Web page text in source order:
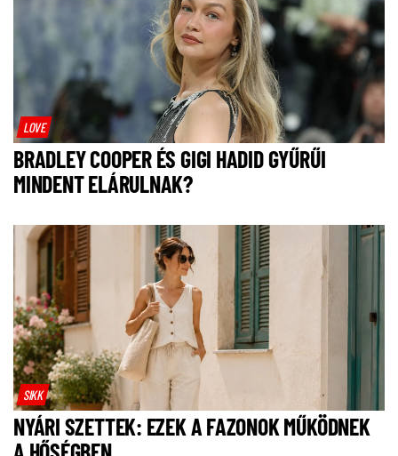
LOVE
BRADLEY COOPER ÉS GIGI HADID GYŰRŰI
MINDENT ELÁRULNAK?
SIKK
NYÁRI SZETTEK: EZEK A FAZONOK MŰKÖDNEK